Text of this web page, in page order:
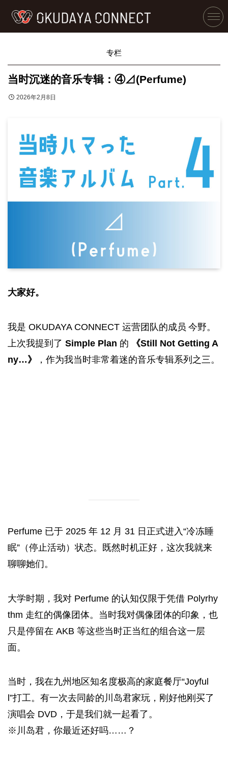
专栏
当时沉迷的音乐专辑：④⊿(Perfume)
2026年2月8日
大家好。
我是 OKUDAYA CONNECT 运营团队的成员 今野。
上次我提到了Simple Plan 的
《Still Not Getting A
ny…》
，作为我当时非常着迷的音乐专辑系列之三。
Perfume 已于 2025 年 12 月 31 日正式进入“冷冻睡
眠”（停止活动）状态。既然时机正好，这次我就来
聊聊她们。
大学时期，我对 Perfume 的认知仅限于凭借 Polyrhy
thm 走红的偶像团体。当时我对偶像团体的印象，也
只是停留在 AKB 等这些当时正当红的组合这一层
面。
当时，我在九州地区知名度极高的家庭餐厅“Joyful
l”打工。有一次去同龄的川岛君家玩，刚好他刚买了
演唱会 DVD，于是我们就一起看了。
※川岛君，你最近还好吗……？